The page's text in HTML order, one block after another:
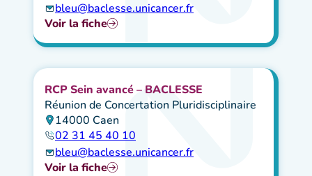
bleu@baclesse.unicancer.fr
Voir la fiche
RCP Sein avancé – BACLESSE
Réunion de Concertation Pluridisciplinaire
14000 Caen
02 31 45 40 10
bleu@baclesse.unicancer.fr
Voir la fiche